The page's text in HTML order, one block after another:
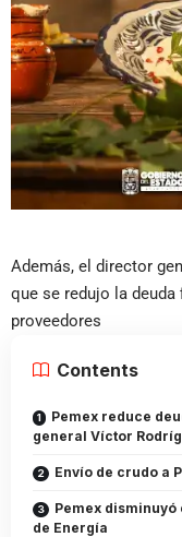
Además, el director
que se redujo la deuda
proveedores
Contents
Pemex reduce
general Víctor
Envío de crudo a
Pemex
de Energía